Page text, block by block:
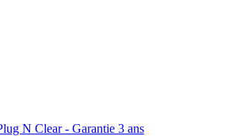
N Clear - Garantie 3 ans